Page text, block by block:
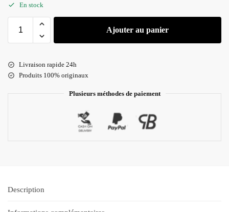
En stock
Ajouter au panier
Livraison rapide 24h
Produits 100% originaux
Plusieurs méthodes de paiement
Description